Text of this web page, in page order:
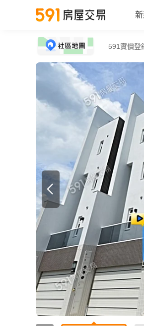
591實價登